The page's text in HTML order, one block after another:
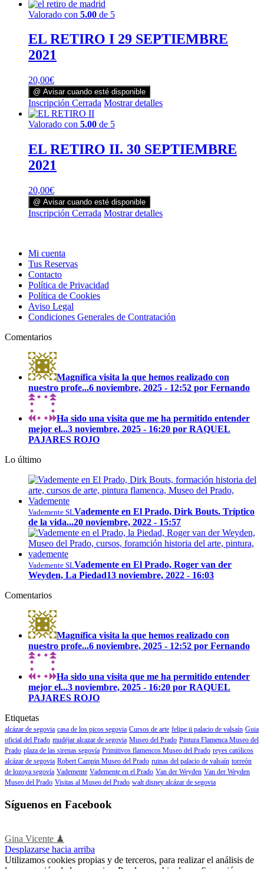
Valorado con 5.00 de 5
EL RETIRO I 29 SEPTIEMBRE
2021
20,00€
@ Avisar cuando esté disponible
Inscripción Cerrada Mostrar detalles
Valorado con 5.00 de 5
EL RETIRO II. 30 SEPTIEMBRE
2021
20,00€
@ Avisar cuando esté disponible
Inscripción Cerrada Mostrar detalles
Mi cuenta
Tus Reservas
Contacto
Política de Privacidad
Política de Cookies
Aviso Legal
Condiciones Generales de Contratación
Comentarios
Magnífica visita la que hemos realizado con
nuestro profe...6 noviembre, 2025 - 12:52 por Fernando
Ha sido una visita que me ha permitido entender
mejor el...3 noviembre, 2025 - 16:20 por RAQUEL
PAJARES ROJO
Lo último
Vademente SLVademente en El Prado, Dirk Bouts. Tríptico
de la vida...20 noviembre, 2022 - 15:57
Vademente SLVademente en El Prado, Roger van der
Weyden, La Piedad13 noviembre, 2022 - 16:03
Comentarios
Magnífica visita la que hemos realizado con
nuestro profe...6 noviembre, 2025 - 12:52 por Fernando
Ha sido una visita que me ha permitido entender
mejor el...3 noviembre, 2025 - 16:20 por RAQUEL
PAJARES ROJO
Etiquetas
alcázar de segovia casa de los picos segovia Cursos de arte felipe ii palacio de valsaín Guia
oficial del Prado mudéjar alcazar de segovia Museo del Prado Pintura Flamenca Museo del
Prado plaza de las sirenas segovía Primitivos flamencos Museo del Prado reyes católicos
alcázar de segovia Robert Campin Museo del Prado ruinas del palacio de valsaín torreón
de lozoya segovía Vademente Vademente en el Prado Van der Weyden Van der Weyden
Museo del Prado Visitas al Museo del Prado walt disney alcázar de segovia
Síguenos en Facebook
Gina Vicente ♟
Desplazarse hacia arriba
Utilizamos cookies propias y de terceros, para realizar el análisis de